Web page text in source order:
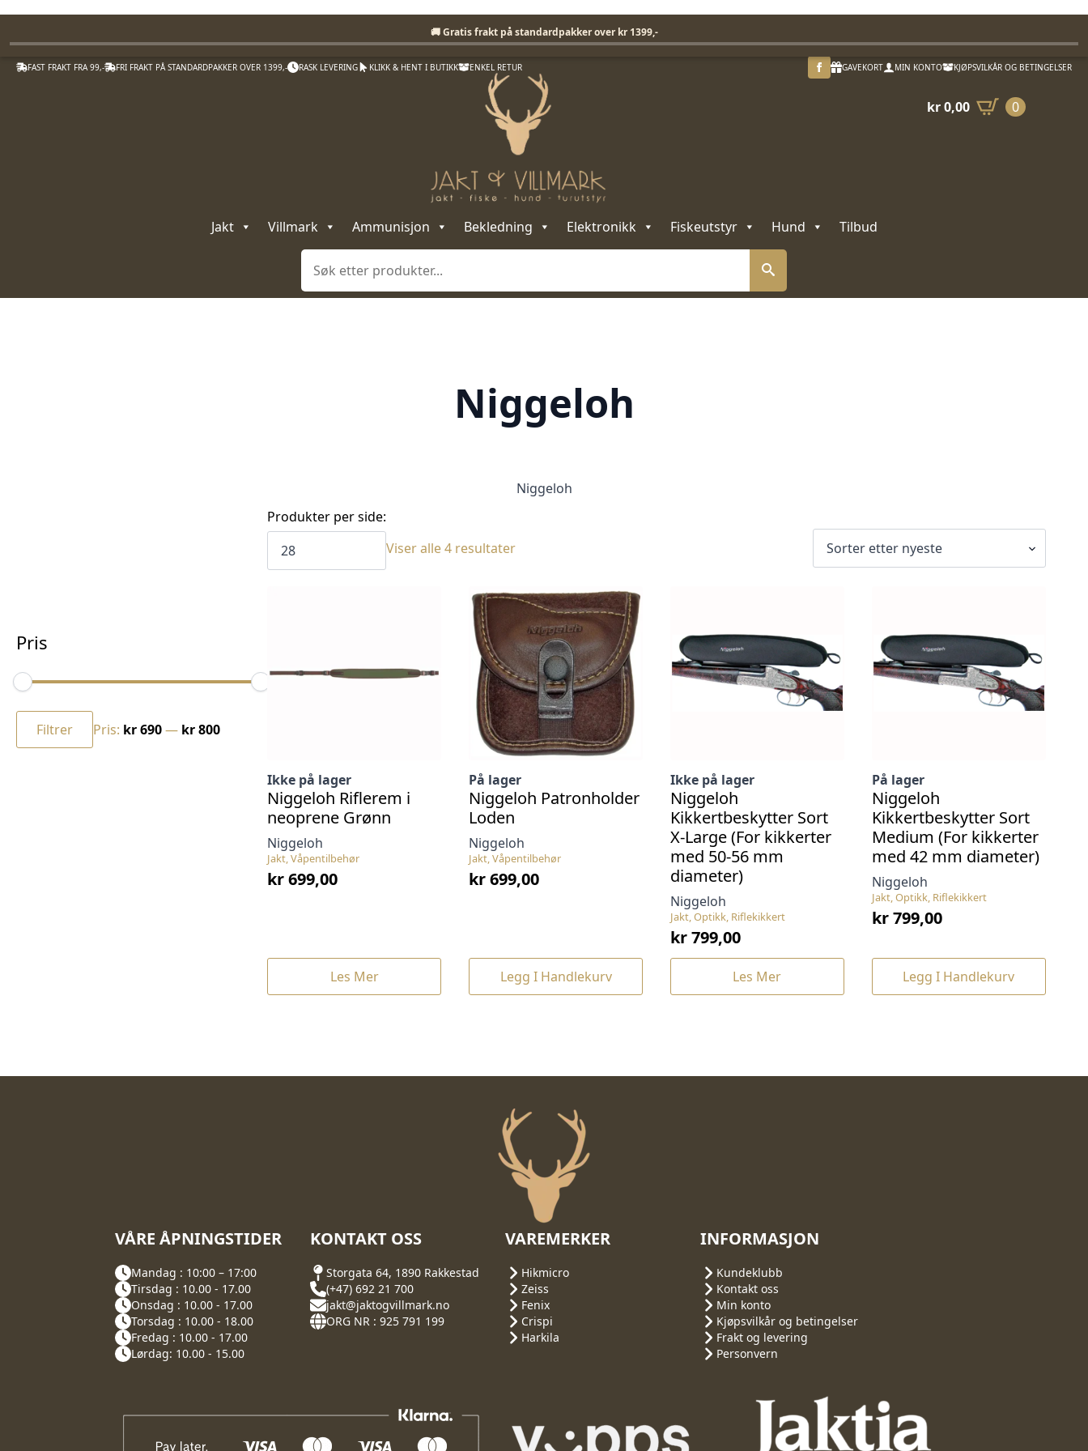
kr 0,00 0
Jakt Villmark Ammunisjon Bekledning Elektronikk Fiskeutstyr Hund
Tilbud
Søk
Niggeloh
Niggeloh
Pris
Min.
pris
Makspris
Filtrer Pris: kr 690 kr 800
Produkter per side:
Viser alle 4 resultater
Jakt, Våpentilbehør
Niggeloh
Ikke på lager
Niggeloh Riflerem i
neoprene Grønn
kr699,00
Les Mer
Jakt, Våpentilbehør
Niggeloh
På lager
Niggeloh Patronholder
Loden
kr699,00
Legg I Handlekurv
Jakt, Optikk, Riflekikkert
Niggeloh
Ikke på lager
Niggeloh
Kikkertbeskytter Sort
X-Large (For kikkerter
med 50-56 mm
diameter)
kr799,00
Les Mer
Jakt, Optikk, Riflekikkert
Niggeloh
På lager
Niggeloh
Kikkertbeskytter Sort
Medium (For kikkerter
med 42 mm diameter)
kr799,00
Legg I Handlekurv
VÅRE ÅPNINGSTIDER
Mandag : 10:00 – 17:00
Tirsdag : 10.00 - 17.00
Onsdag : 10.00 - 17.00
Torsdag : 10.00 - 18.00
Fredag : 10.00 - 17.00
Lørdag: 10.00 - 15.00
KONTAKT OSS
Storgata 64, 1890 Rakkestad
(+47) 692 21 700
jakt@jaktogvillmark.no
ORG NR : 925 791 199
VAREMERKER
Hikmicro
Zeiss
Fenix
Crispi
Harkila
INFORMASJON
Kundeklubb
Kontakt oss
Min konto
Kjøpsvilkår og betingelser
Frakt og levering
Personvern
🚚 Gratis frakt på standardpakker over kr 1399,-